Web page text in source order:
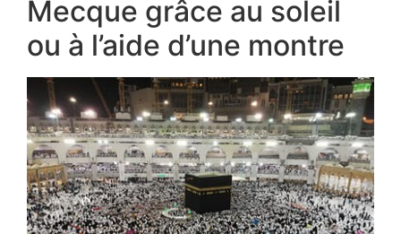
Mecque grâce au soleil
ou à l’aide d’une montre